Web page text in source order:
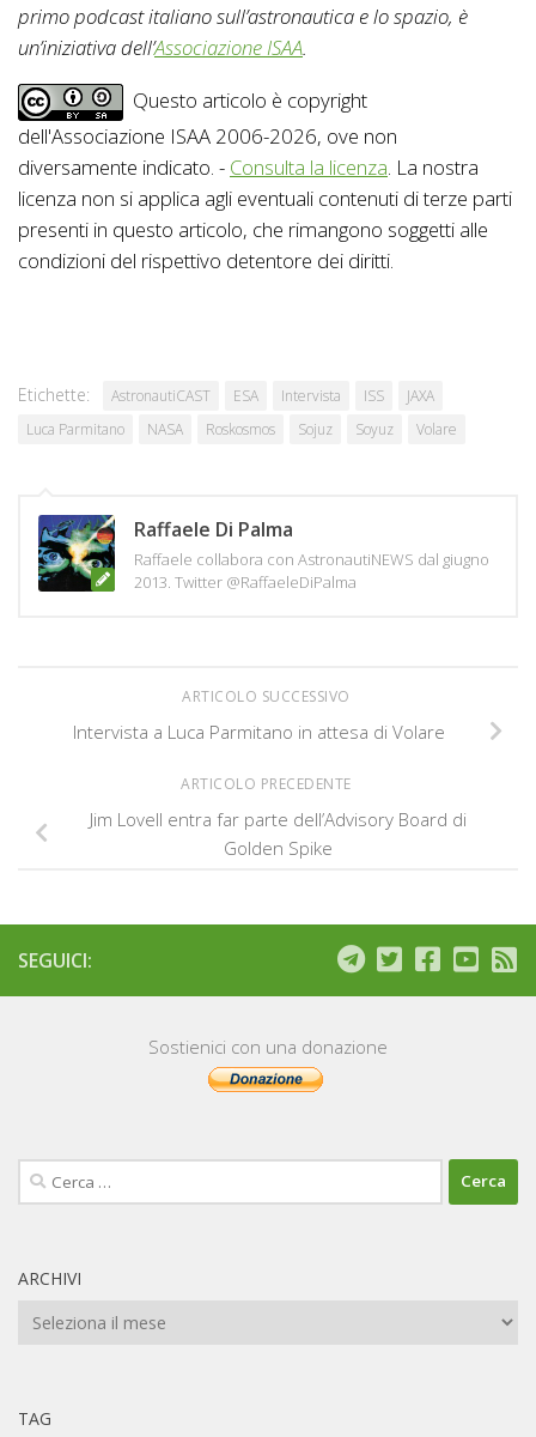
primo podcast italiano sull’astronautica e lo spazio, è
un’iniziativa dell’Associazione ISAA.
Questo articolo è copyright
dell'Associazione ISAA 2006-2026, ove non
diversamente indicato. - Consulta la licenza . La nostra
licenza non si applica agli eventuali contenuti di terze parti
presenti in questo articolo, che rimangono soggetti alle
condizioni del rispettivo detentore dei diritti.
Etichette: AstronautiCAST ESA Intervista ISS
JAXA
Luca Parmitano
NASA Roskosmos Sojuz Soyuz Volare
Raffaele Di Palma
Raffaele collabora con AstronautiNEWS dal giugno
2013. Twitter @RaffaeleDiPalma
ARTICOLO SUCCESSIVO
Intervista a Luca Parmitano in attesa di Volare
ARTICOLO PRECEDENTE
Jim Lovell entra far parte dell’Advisory Board di
Golden Spike
SEGUICI:
Sostienici con una donazione
Ricerca
per:
ARCHIVI
Archivi
TAG